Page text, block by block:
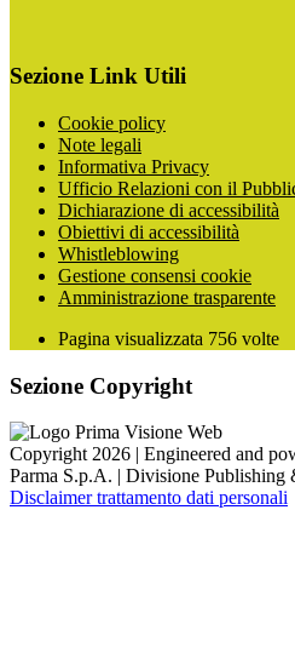
Sezione Link Utili
Cookie policy
Note legali
Informativa Privacy
Ufficio Relazioni con il
Dichiarazione di accessibilità
Obiettivi di accessibilità
Whistleblowing
Gestione consensi cookie
Amministrazione trasparente
Pagina visualizzata 756 volte
Sezione Copyright
Copyright 2026 | Engineered and
Parma S.p.A. | Divisione
Disclaimer trattamento dati personali